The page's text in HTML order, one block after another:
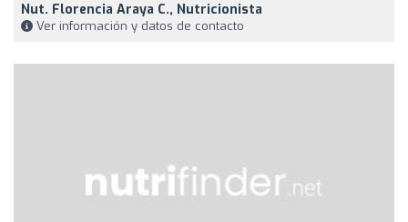
Nut. Florencia Araya C., Nutricionista
Ver información y datos de contacto